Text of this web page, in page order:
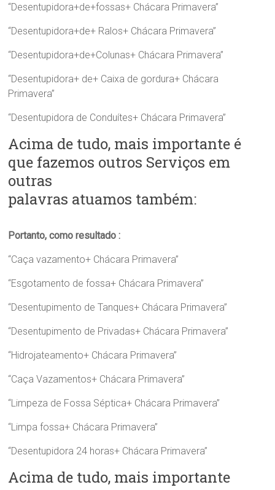
“Desentupidora+de+fossas+ Chácara Primavera”
“Desentupidora+de+ Ralos+ Chácara Primavera”
“Desentupidora+de+Colunas+ Chácara Primavera”
“Desentupidora+ de+ Caixa de gordura+ Chácara
Primavera”
“Desentupidora de Conduítes+ Chácara Primavera”
Acima de tudo, mais importante é
que fazemos outros Serviços em
outras
palavras atuamos também:
Portanto, como resultado :
“Caça vazamento+ Chácara Primavera”
“Esgotamento de fossa+ Chácara Primavera”
“Desentupimento de Tanques+ Chácara Primavera”
“Desentupimento de Privadas+ Chácara Primavera”
“Hidrojateamento+ Chácara Primavera”
“Caça Vazamentos+ Chácara Primavera”
“Limpeza de Fossa Séptica+ Chácara Primavera”
“Limpa fossa+ Chácara Primavera”
“Desentupidora 24 horas+ Chácara Primavera”
Acima de tudo, mais importante